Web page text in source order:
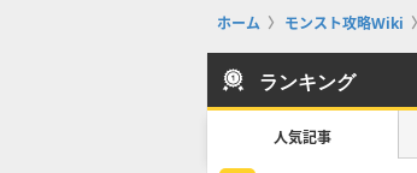
ホーム モンスト攻略Wiki
ランキング
人気記事